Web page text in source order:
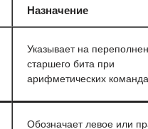
Назначение
Указывает на
старшего бита при
арифметических
Обозначает левое или